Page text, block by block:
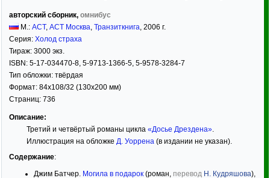
авторский сборник, омнибус
М.: АСТ, АСТ Москва, Транзиткнига, 2006 г.
Серия: Холод страха
Тираж: 3000 экз.
ISBN: 5-17-034470-8, 5-9713-1366-5, 5-9578-3284-7
Тип обложки: твёрдая
Формат: 84x108/32 (130x200 мм)
Страниц: 736
Описание:
Третий и четвёртый романы цикла «Досье Дрездена».
Иллюстрация на обложке Д. Уоррена(в издании не указан).
Содержание:
Джим Батчер. Могила в подарок (роман, перевод Н. Кудряшова),